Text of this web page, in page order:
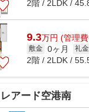
2階 / 2LDK /
9.3万円 (管理
敷金 0ヶ月 礼金
2階 / 2LDK /
アード空港南